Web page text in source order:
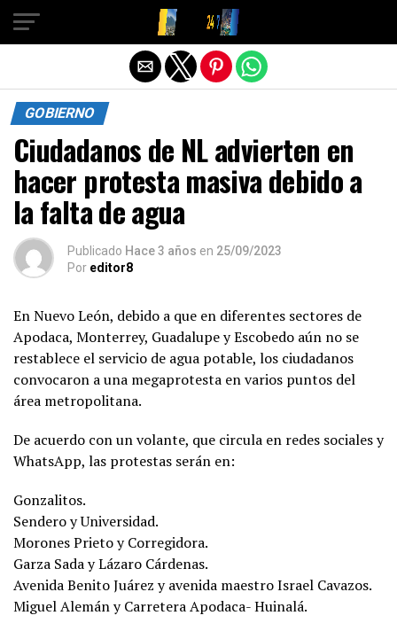
GOBIERNO
Ciudadanos de NL advierten en
hacer protesta masiva debido a
la falta de agua
Publicado Hace 3 años en 25/09/2023
Por editor8
En Nuevo León, debido a que en diferentes sectores de
Apodaca, Monterrey, Guadalupe y Escobedo aún no se
restablece el servicio de agua potable, los ciudadanos
convocaron a una megaprotesta en varios puntos del
área metropolitana.
De acuerdo con un volante, que circula en redes sociales y
WhatsApp, las protestas serán en:
Gonzalitos.
Sendero y Universidad.
Morones Prieto y Corregidora.
Garza Sada y Lázaro Cárdenas.
Avenida Benito Juárez y avenida maestro Israel Cavazos.
Miguel Alemán y Carretera Apodaca- Huinalá.
Salir de la versión móvil